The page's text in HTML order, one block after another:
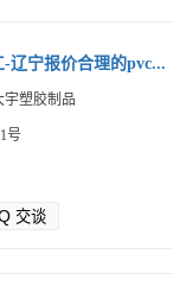
辽宁报价合理的pvc...
宇塑胶制品
号
交谈